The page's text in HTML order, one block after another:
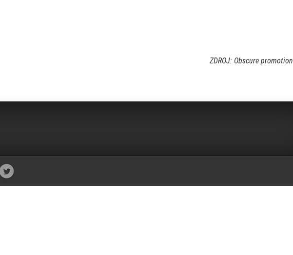
ZDROJ: Obscure promotion